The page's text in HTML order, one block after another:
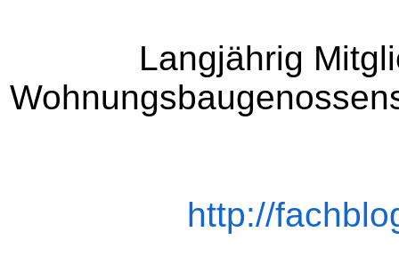
Langjährig
http://